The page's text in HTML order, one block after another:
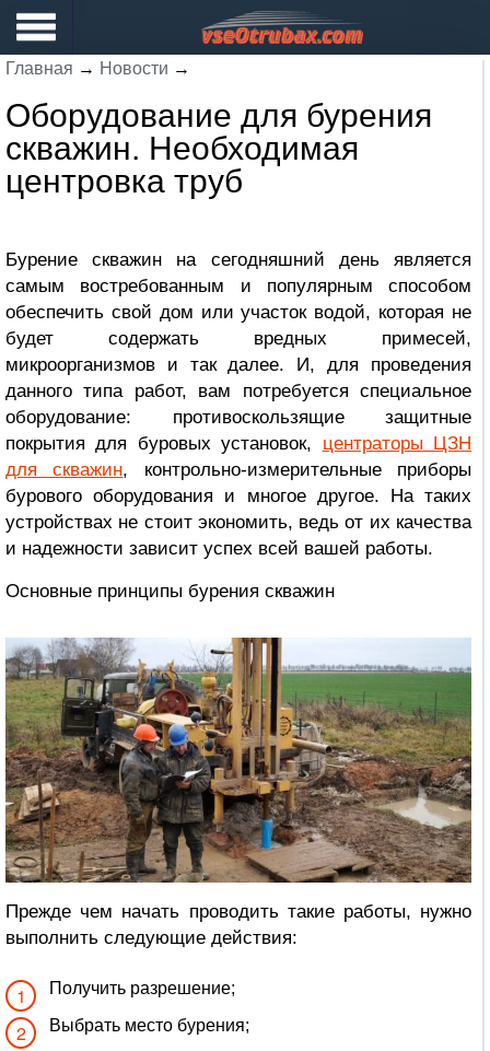
Главная → Новости →
Оборудование для бурения
скважин. Необходимая
центровка труб
Бурение скважин на сегодняшний день является
самым востребованным и популярным способом
обеспечить свой дом или участок водой, которая не
будет содержать вредных примесей,
микроорганизмов и так далее. И, для проведения
данного типа работ, вам потребуется специальное
оборудование: противоскользящие защитные
покрытия для буровых установок, центраторы ЦЗН
для скважин, контрольно-измерительные приборы
бурового оборудования и многое другое. На таких
устройствах не стоит экономить, ведь от их качества
и надежности зависит успех всей вашей работы.
Основные принципы бурения скважин
Прежде чем начать проводить такие работы, нужно
выполнить следующие действия:
Получить разрешение;
Выбрать место бурения;